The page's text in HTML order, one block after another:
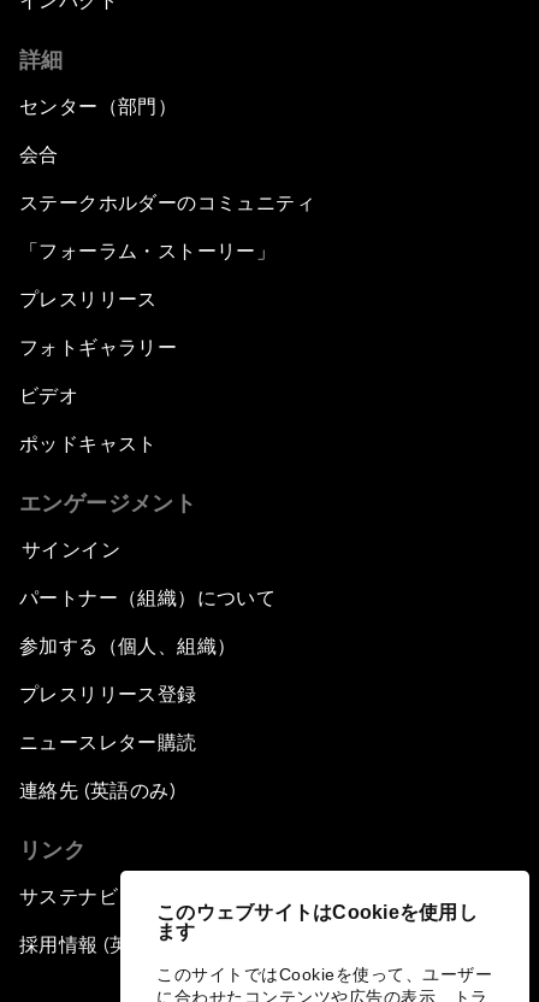
このウェブサイトはCookieを使用し
ます
このサイトではCookieを使って、ユーザー
に合わせたコンテンツや広告の表示、トラ
詳細
センター（部門）
会合
ステークホルダーのコミュニティ
「フォーラム・ストーリー」
プレスリリース
フォトギャラリー
ビデオ
ポッドキャスト
エンゲージメント
サインイン
パートナー（組織）について
参加する（個人、組織）
プレスリリース登録
ニュースレター購読
連絡先 (英語のみ)
リンク
サステナビリティへの取り組み
採用情報 (英語のみ)